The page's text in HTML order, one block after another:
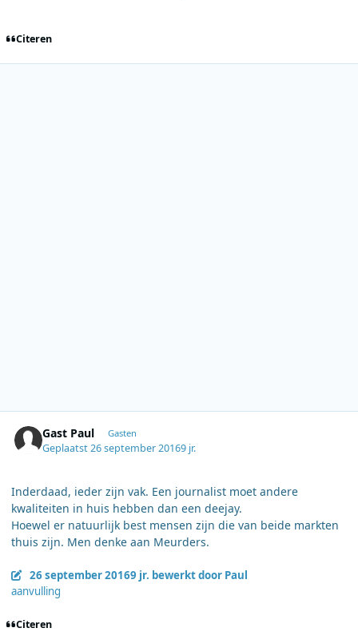
Citeren
Gast Paul Gasten
Geplaatst26 september 20169 jr.
Inderdaad, ieder zijn vak. Een journalist moet andere
kwaliteiten in huis hebben dan een deejay.
Hoewel er natuurlijk best mensen zijn die van beide markten
thuis zijn. Men denke aan Meurders.
26 september 20169 jr. bewerkt door Paul
aanvulling
Citeren